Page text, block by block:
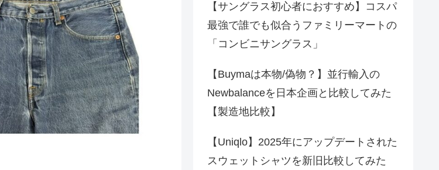
【サングラス初心者におすすめ】コスパ
最強で誰でも似合うファミリーマートの
「コンビニサングラス」
【Buymaは本物/偽物？】並行輸入の
Newbalanceを日本企画と比較してみた
【製造地比較】
【Uniqlo】2025年にアップデートされた
スウェットシャツを新旧比較してみた